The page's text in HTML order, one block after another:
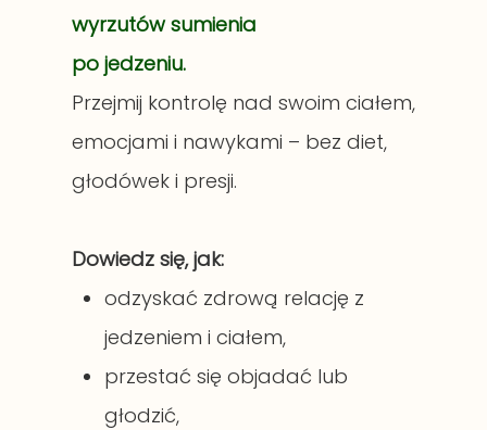
wyrzutów sumienia
po jedzeniu.
Przejmij kontrolę nad swoim ciałem,
emocjami i nawykami – bez diet,
głodówek i presji.
Dowiedz się, jak:
odzyskać zdrową relację z
jedzeniem i ciałem,
przestać się objadać lub
głodzić,